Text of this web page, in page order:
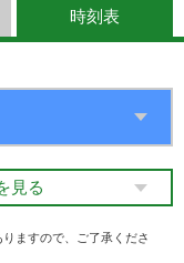
時刻表
見る
ますので、ご了承くださ